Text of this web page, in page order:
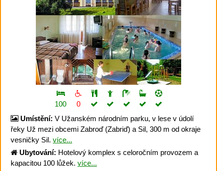
100
0
Umístění: V Užanském národním parku, v lese v údolí
řeky Už mezi obcemi Zabroď (Zabriď) a Sil, 300 m od okraje
vesničky Sil. více...
Ubytování: Hotelový komplex s celoročním provozem a
kapacitou 100 lůžek. více...